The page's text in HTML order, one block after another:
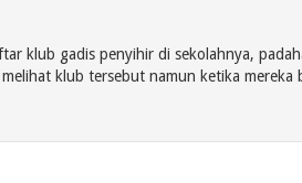
klub gadis penyihir di sekolahnya,
klub tersebut namun ketika